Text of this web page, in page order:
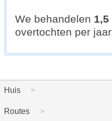
We behandelen 1,5
overtochten per jaar
Huis
Routes